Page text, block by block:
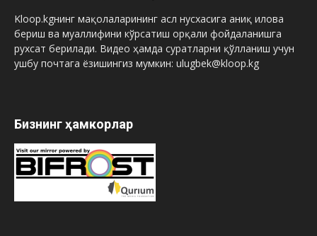
Kloop.kgнинг мақолаларининг асл нусхасига аниқ илова
бериш ва муаллифини кўрсатиш орқали фойдаланишга
рухсат берилади. Видео ҳамда суратларни қўлланиш учун
ушбу почтага ёзишингиз мумкин: ulugbek@kloop.kg
Бизнинг ҳамкорлар